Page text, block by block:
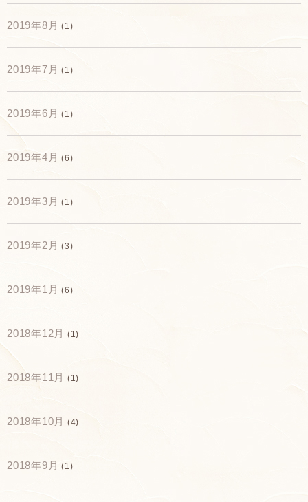
2019年8月 (1)
2019年7月 (1)
2019年6月 (1)
2019年4月 (6)
2019年3月 (1)
2019年2月 (3)
2019年1月 (6)
2018年12月 (1)
2018年11月 (1)
2018年10月 (4)
2018年9月 (1)